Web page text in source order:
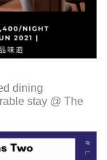
dining
stay @ The